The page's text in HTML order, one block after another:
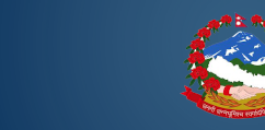
main
content